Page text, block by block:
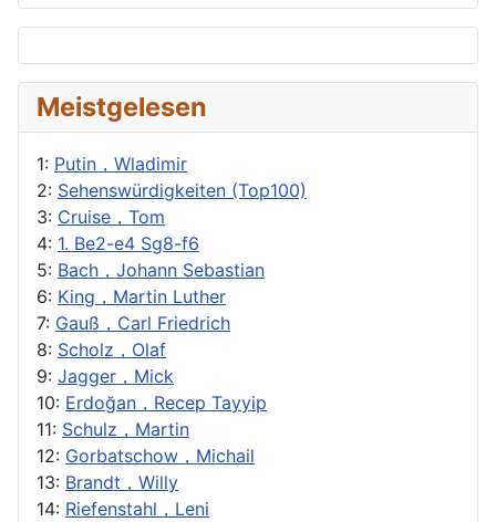
Meistgelesen
1: Putin，Wladimir
2: Sehenswürdigkeiten (Top100)
3: Cruise，Tom
4: 1. Be2-e4 Sg8-f6
5: Bach，Johann Sebastian
6: King，Martin Luther
7: Gauß，Carl Friedrich
8: Scholz，Olaf
9: Jagger，Mick
10: Erdoğan，Recep Tayyip
11: Schulz，Martin
12: Gorbatschow，Michail
13: Brandt，Willy
14: Riefenstahl，Leni